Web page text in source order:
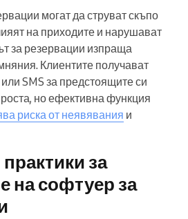
могат да струват скъпо
на приходите и нарушават
за резервации изпраща
Клиентите получават
SMS за предстоящите си
но ефективна функция
риска от неявявания и
за
на софтуер за